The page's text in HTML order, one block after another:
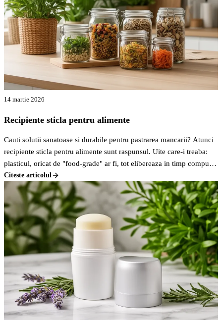
14 martie 2026
Recipiente sticla pentru alimente
Cauti solutii sanatoase si durabile pentru pastrarea mancarii? Atunci
recipiente sticla pentru alimente sunt raspunsul. Uite care-i treaba:
plasticul, oricat de "food-grade" ar fi, tot elibereaza in timp compusi
chimici in mancare, mai ales daca e incalzit sau daca alimentele sunt
acide. Pe bune, cine vrea asta?
Citeste articolul